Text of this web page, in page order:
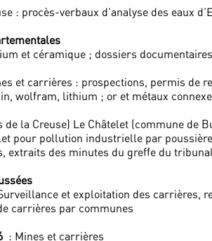
: procès-verbaux d’analyse des eaux
et céramique ; dossiers
et carrières : prospections, permis de
wolfram, lithium ; or et métaux
de la Creuse) Le Châtelet (commune de
pour pollution industrielle par
extraits des minutes du greffe du
et exploitation des carrières,
carrières par communes
: Mines et carrières